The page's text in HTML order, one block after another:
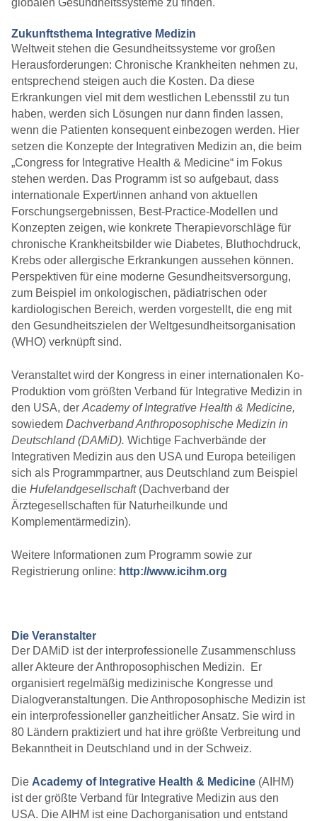
globalen Gesundheitssysteme zu finden.
Zukunftsthema Integrative Medizin
Weltweit stehen die Gesundheitssysteme vor großen
Herausforderungen: Chronische Krankheiten nehmen zu,
entsprechend steigen auch die Kosten. Da diese
Erkrankungen viel mit dem westlichen Lebensstil zu tun
haben, werden sich Lösungen nur dann finden lassen,
wenn die Patienten konsequent einbezogen werden. Hier
setzen die Konzepte der Integrativen Medizin an, die beim
„Congress for Integrative Health & Medicine“ im Fokus
stehen werden. Das Programm ist so aufgebaut, dass
internationale Expert/innen anhand von aktuellen
Forschungsergebnissen, Best-Practice-Modellen und
Konzepten zeigen, wie konkrete Therapievorschläge für
chronische Krankheitsbilder wie Diabetes, Bluthochdruck,
Krebs oder allergische Erkrankungen aussehen können.
Perspektiven für eine moderne Gesundheitsversorgung,
zum Beispiel im onkologischen, pädiatrischen oder
kardiologischen Bereich, werden vorgestellt, die eng mit
den Gesundheitszielen der Weltgesundheitsorganisation
(WHO) verknüpft sind.
Veranstaltet wird der Kongress in einer internationalen Ko-
Produktion vom größten Verband für Integrative Medizin in
den USA, der Academy of Integrative Health & Medicine,
sowiedem Dachverband Anthroposophische Medizin in
Deutschland (DAMiD). Wichtige Fachverbände der
Integrativen Medizin aus den USA und Europa beteiligen
sich als Programmpartner, aus Deutschland zum Beispiel
die Hufelandgesellschaft(Dachverband der
Ärztegesellschaften für Naturheilkunde und
Komplementärmedizin).
Weitere Informationen zum Programm sowie zur
Registrierung online: http://www.icihm.org
Die Veranstalter
Der DAMiD ist der interprofessionelle Zusammenschluss
aller Akteure der Anthroposophischen Medizin. Er
organisiert regelmäßig medizinische Kongresse und
Dialogveranstaltungen. Die Anthroposophische Medizin ist
ein interprofessioneller ganzheitlicher Ansatz. Sie wird in
80 Ländern praktiziert und hat ihre größte Verbreitung und
Bekanntheit in Deutschland und in der Schweiz.
Die Academy of Integrative Health & Medicine(AIHM)
ist der größte Verband für Integrative Medizin aus den
USA. Die AIHM ist eine Dachorganisation und entstand